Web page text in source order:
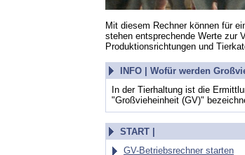
Mit diesem Rechner können für
stehen entsprechende Werte zur
Produktionsrichtungen und
INFO | Wofür werden
In der Tierhaltung ist die
"Großvieheinheit (GV)"
START |